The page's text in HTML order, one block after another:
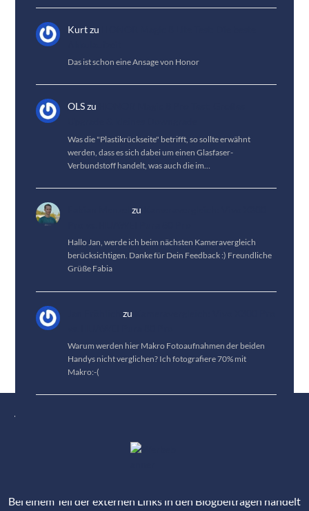
Kurtzu
Das ist schon eine Ansage von Honor
OLSzu
Was die "Plastikrückseite" betrifft, so sollte erwähnt
werden, dass es sich dabei um einen Glasfaser-
Verbundstoff handelt, was auch die im…
zu
Hallo Jan, werde ich beim nächsten Kameravergleich
berücksichtigen. Danke für Dein Feedback :) Freundliche
Grüße Fabia
zu
Warum werden hier Makro Fotoaufnahmen der beiden
Handys nicht verglichen? Ich fotografiere 70% mit
Makro:-(
Tests
Kontakt
Bei einem Teil der externen Links in den Blogbeiträgen handelt